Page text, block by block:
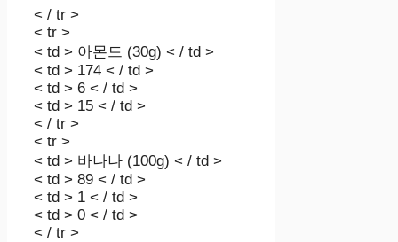
< / tr >
< tr >
< td > 아몬드 (30g) < / td >
< td > 174 < / td >
< td > 6 < / td >
< td > 15 < / td >
< / tr >
< tr >
< td > 바나나 (100g) < / td >
< td > 89 < / td >
< td > 1 < / td >
< td > 0 < / td >
< / tr >